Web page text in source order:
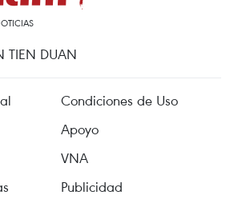
TIEN DUAN
Condiciones de Uso
Apoyo
VNA
Publicidad